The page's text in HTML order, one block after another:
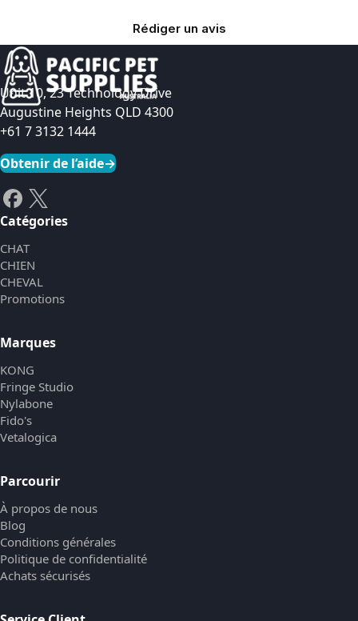
Rédiger un avis
Unit 10, 23 Technology Drive
Augustine Heights QLD 4300
+61 7 3132 1444
Obtenir de l’aide→
Catégories
CHAT
CHIEN
CHEVAL
Promotions
Marques
KONG
Fringe Studio
Nylabone
Fido's
Vetalogica
Parcourir
À propos de nous
Blog
Conditions générales
Politique de confidentialité
Achats sécurisés